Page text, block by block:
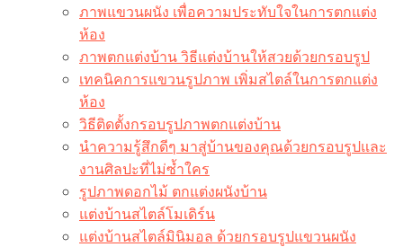
ภาพแขวนผนัง เพื่อความประทับใจในการตกแต่ง
ห้อง
ภาพตกแต่งบ้าน วิธีแต่งบ้านให้สวยด้วยกรอบรูป
เทคนิคการแขวนรูปภาพ เพิ่มสไตล์ในการตกแต่ง
ห้อง
วิธีติดตั้งกรอบรูปภาพตกแต่งบ้าน
นำความรู้สึกดีๆ มาสู่บ้านของคุณด้วยกรอบรูปและ
งานศิลปะที่ไม่ซ้ำใคร
รูปภาพดอกไม้ ตกแต่งผนังบ้าน
แต่งบ้านสไตล์โมเดิร์น
แต่งบ้านสไตล์มินิมอล ด้วยกรอบรูปแขวนผนัง